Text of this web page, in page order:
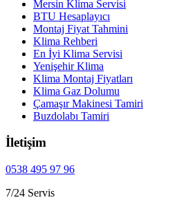
Mersin Klima Servisi
BTU Hesaplayıcı
Montaj Fiyat Tahmini
Klima Rehberi
En İyi Klima Servisi
Yenişehir Klima
Klima Montaj Fiyatları
Klima Gaz Dolumu
Çamaşır Makinesi Tamiri
Buzdolabı Tamiri
İletişim
0538 495 97 96
7/24 Servis